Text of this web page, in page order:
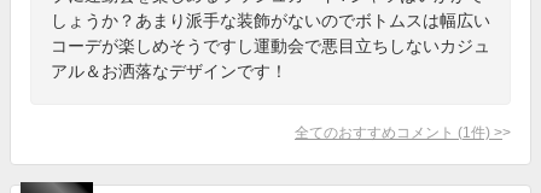
しょうか？あまり派手な装飾がないのでボトムスは幅広い
コーデが楽しめそうですし運動会で悪目立ちしないカジュ
アル＆お洒落なデザインです！
全てのおすすめコメント (1 件) >